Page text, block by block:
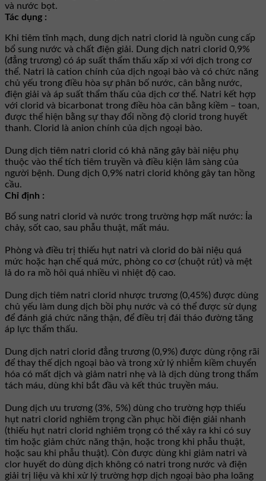
và nước bọt.
Tác dụng :
Khi tiêm tĩnh mạch, dung dịch natri clorid là nguồn cung cấp
bổ sung nước và chất điện giải. Dung dịch natri clorid 0,9%
(đẳng trương) có áp suất thẩm thấu xấp xỉ với dịch trong cơ
thể. Natri là cation chính của dịch ngoại bào và có chức năng
chủ yếu trong điều hòa sự phân bố nước, cân bằng nước,
điện giải và áp suất thẩm thấu của dịch cơ thể. Natri kết hợp
với clorid và bicarbonat trong điều hòa cân bằng kiềm – toan,
được thể hiện bằng sự thay đổi nồng độ clorid trong huyết
thanh. Clorid là anion chính của dịch ngoại bào.
Dung dịch tiêm natri clorid có khả năng gây bài niệu phụ
thuộc vào thể tích tiêm truyền và điều kiện lâm sàng của
người bệnh. Dung dịch 0,9% natri clorid không gây tan hồng
cầu.
Chỉ định :
Bổ sung natri clorid và nước trong trường hợp mất nước: Ỉa
chảy, sốt cao, sau phẫu thuật, mất máu.
Phòng và điều trị thiếu hụt natri và clorid do bài niệu quá
mức hoặc hạn chế quá mức, phòng co cơ (chuột rút) và mệt
lả do ra mồ hôi quá nhiều vì nhiệt độ cao.
Dung dịch tiêm natri clorid nhược trương (0,45%) được dùng
chủ yếu làm dung dịch bồi phụ nước và có thể được sử dụng
để đánh giá chức năng thận, để điều trị đái tháo đường tăng
áp lực thẩm thấu.
Dung dịch natri clorid đẳng trương (0,9%) được dùng rộng rãi
để thay thế dịch ngoại bào và trong xử lý nhiễm kiềm chuyển
hóa có mất dịch và giảm natri nhẹ và là dịch dùng trong thẩm
tách máu, dùng khi bắt đầu và kết thúc truyền máu.
Dung dịch ưu trương (3%, 5%) dùng cho trường hợp thiếu
hụt natri clorid nghiêm trọng cần phục hồi điện giải nhanh
(thiếu hụt natri clorid nghiêm trọng có thể xảy ra khi có suy
tim hoặc giảm chức năng thận, hoặc trong khi phẫu thuật,
hoặc sau khi phẫu thuật). Còn được dùng khi giảm natri và
clor huyết do dùng dịch không có natri trong nước và điện
giải trị liệu và khi xử lý trường hợp dịch ngoại bào pha loãng